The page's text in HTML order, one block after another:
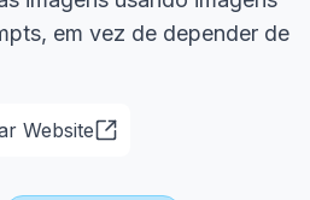
em vez de depender de
Website